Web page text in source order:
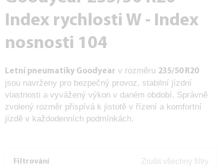
Index rychlosti W - Index
nosnosti 104
Letní pneumatiky Goodyear v rozměru 235/50 R20
jsou navrženy pro bezpečný provoz, stabilní jízdní
vlastnosti a vyvážený výkon v daném období. Správně
zvolený rozměr přispívá k jistotě v řízení a komfortní
jízdě v každodenních podmínkách.
Filtrování Zrušit všechny filtry